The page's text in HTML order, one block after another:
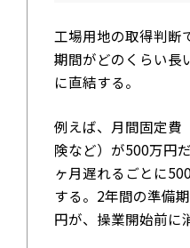
工場用地の取得判断
期間がどのくらい長
に直結する。
例えば、月間固定費
険など）が500万円
ヶ月遅れるごとに
する。2年間の準備
円が、操業開始前に